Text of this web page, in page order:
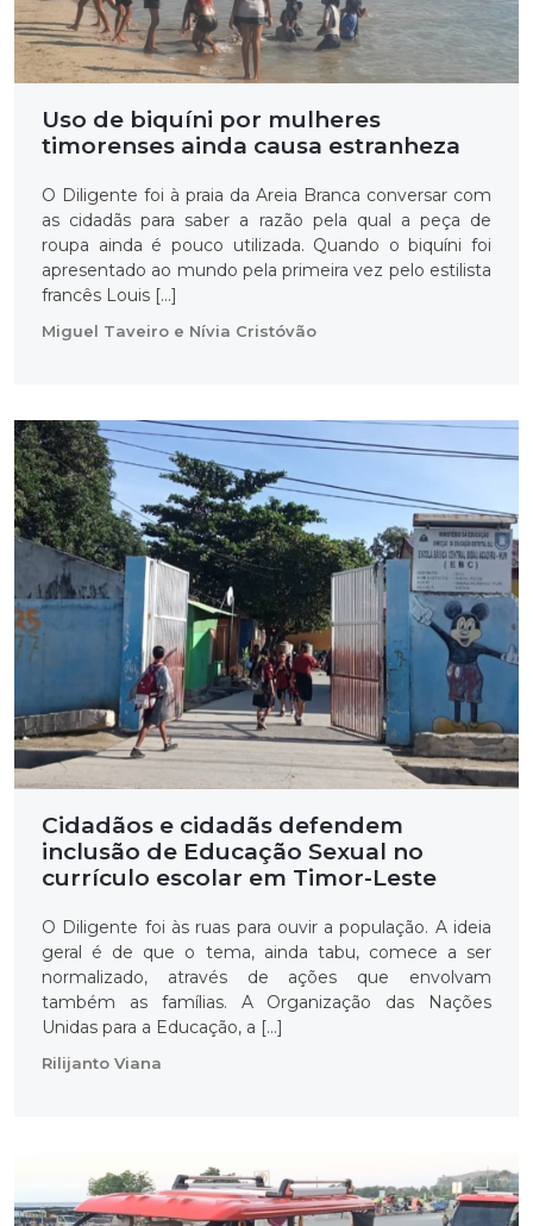
Uso de biquíni por mulheres
timorenses ainda causa estranheza
O Diligente foi à praia da Areia Branca conversar com
as cidadãs para saber a razão pela qual a peça de
roupa ainda é pouco utilizada. Quando o biquíni foi
apresentado ao mundo pela primeira vez pelo estilista
francês Louis […]
Miguel Taveiro e Nívia Cristóvão
Cidadãos e cidadãs defendem
inclusão de Educação Sexual no
currículo escolar em Timor-Leste
O Diligente foi às ruas para ouvir a população. A ideia
geral é de que o tema, ainda tabu, comece a ser
normalizado, através de ações que envolvam
também as famílias. A Organização das Nações
Unidas para a Educação, a […]
Rilijanto Viana